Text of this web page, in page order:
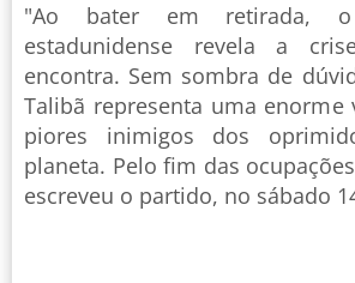
"Ao bater em retirada, o
estadunidense revela a
encontra. Sem sombra de
Talibã representa uma enorme
piores inimigos dos
planeta. Pelo fim das
escreveu o partido, no sábado